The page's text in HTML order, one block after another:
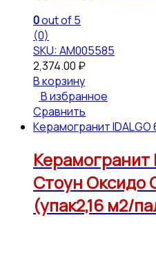
0out of 5
(0)
SKU: АМ005585
2,374.00 ₽
В корзину
В избранное
Сравнить
Керамогранит
Керамогранит
Стоун Оксидо
(упак2,16 м2/